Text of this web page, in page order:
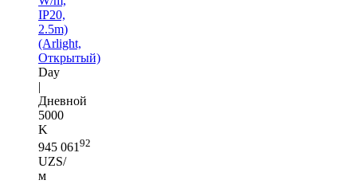
IP20,
2.5m)
(Arlight,
Открытый)
Day
|
Дневной
5000
K
945 061 92
UZS/
м